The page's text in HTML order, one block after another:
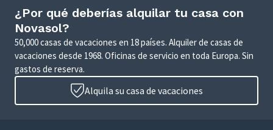
¿Por qué deberías alquilar tu casa con
Novasol?
50,000 casas de vacaciones en 18 países. Alquiler de casas de
vacaciones desde 1968. Oficinas de servicio en toda Europa. Sin
gastos de reserva.
Alquila su casa de vacaciones